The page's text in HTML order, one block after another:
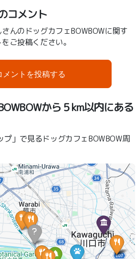
コメント
んのドッグカフェBOWBOWに関す
ご投稿ください。
メントを投稿する
から５km以内にある
プ」で見るドッグカフェBOWBOW周